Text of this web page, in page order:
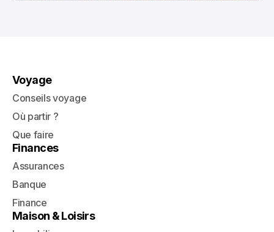
Voyage
Conseils voyage
Où partir ?
Que faire
Finances
Assurances
Banque
Finance
Maison & Loisirs